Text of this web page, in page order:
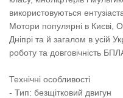
використовуються
Мотори популярні в Києві,
Дніпрі та й загалом в усій
роботу та довговічність
Технічні особливості
- Тип: безщітковий двигун